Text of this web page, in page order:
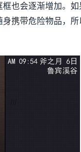
也会逐渐增加。
携带危险物品，